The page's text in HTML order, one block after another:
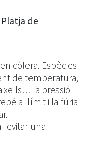
de
còlera. Espècies
de temperatura,
la pressió
al límit i la fúria
i evitar una